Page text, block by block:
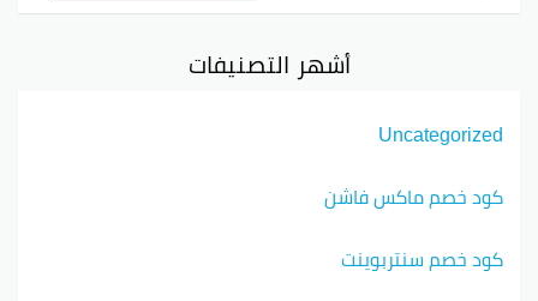
أشهر التصنيفات
Uncategorized
كود خصم ماكس فاشن
كود خصم سنتربوينت